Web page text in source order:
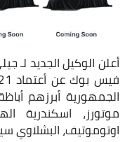
أعلن الوكيل الجديد
الجمهورية أبرزهم
موتورز، اسكندرية
اوتوموتيف، البشلاوي